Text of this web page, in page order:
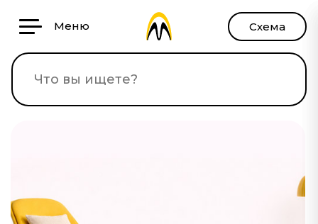
Меню Схема